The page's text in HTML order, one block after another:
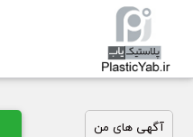
آگهی های من